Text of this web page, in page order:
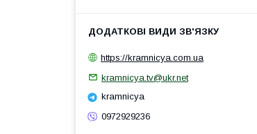
https://kramnicya.com.ua
kramnicya.tv@ukr.net
kramnicya
0972929236